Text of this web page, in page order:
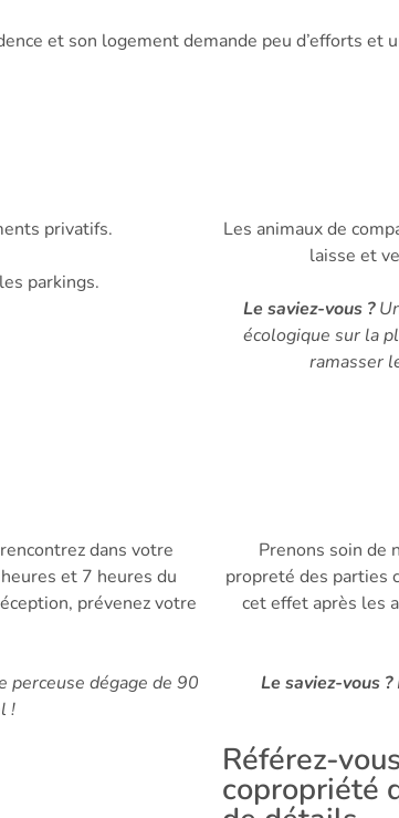
et son logement demande peu d’efforts et
privatifs.
parkings.
Les animaux de
laisse et
Le saviez-vous ?
écologique sur la
ramasser
dans votre
et 7 heures du
prévenez votre
dégage de 90
!
Prenons soin de
propreté des parties
cet effet après les
Le saviez-vous ?
Référez-
copropriété